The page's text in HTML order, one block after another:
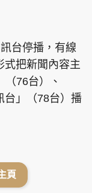
台停播，有線
式把新聞內容主
76台）、
台」（78台）播
頁